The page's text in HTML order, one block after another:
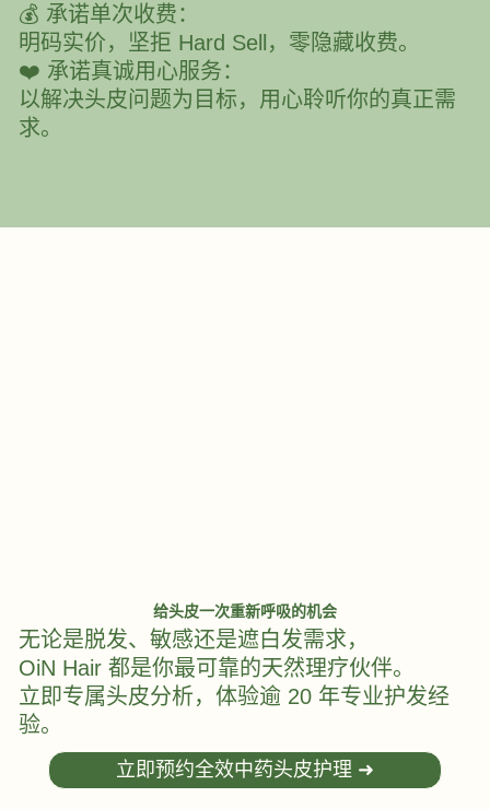
💰 承诺单次收费：
明码实价，坚拒 Hard Sell，零隐藏收费。
❤️ 承诺真诚用心服务：
以解决头皮问题为目标，用心聆听你的真正需
求。
给头皮一次重新呼吸的机会
无论是脱发、敏感还是遮白发需求，
OiN Hair 都是你最可靠的天然理疗伙伴。
立即专属头皮分析，体验逾 20 年专业护发经
验。
立即预约全效中药头皮护理 ➜